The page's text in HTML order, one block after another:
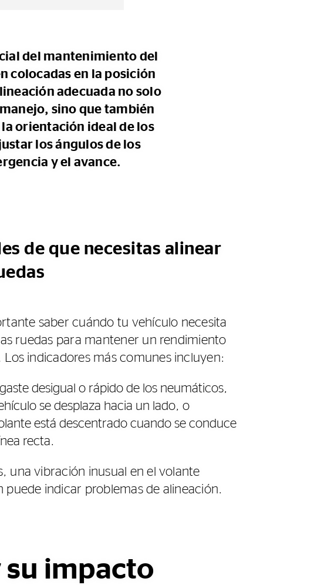
del mantenimiento del
colocadas en la posición
adecuada no solo
sino que también
orientación ideal de los
los ángulos de los
y el avance.
de que necesitas alinear
saber cuándo tu vehículo necesita
ruedas para mantener un rendimiento
indicadores más comunes incluyen:
desigual o rápido de los neumáticos,
se desplaza hacia un lado, o
está descentrado cuando se conduce
recta.
una vibración inusual en el volante
puede indicar problemas de alineación.
su impacto